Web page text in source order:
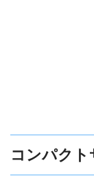
コンパクト